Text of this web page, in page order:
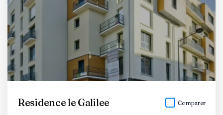
Residence le Galilee Comparer